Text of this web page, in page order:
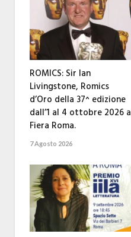
ROMICS: Sir Ian
Livingstone, Romics
d’Oro della 37^ edizione
dall’1 al 4 ottobre 2026 a
Fiera Roma.
7 Agosto 2026